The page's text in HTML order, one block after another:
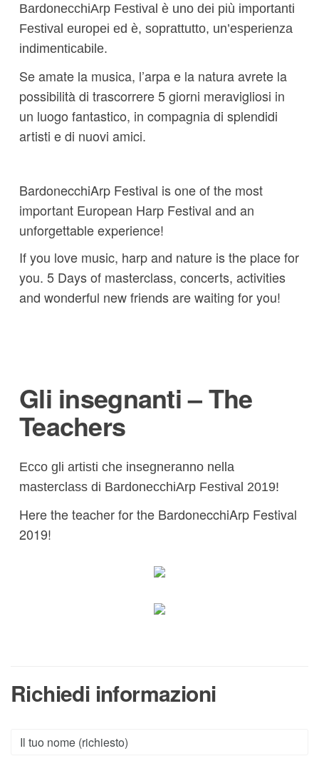
BardonecchiArp Festival è uno dei più importanti
Festival europei ed è, soprattutto, un’esperienza
indimenticabile.
Se amate la musica, l’arpa e la natura avrete la
possibilità di trascorrere 5 giorni meravigliosi in
un luogo fantastico, in compagnia di splendidi
artisti e di nuovi amici.
BardonecchiArp Festival is one of the most
important European Harp Festival and an
unforgettable experience!
If you love music, harp and nature is the place for
you. 5 Days of masterclass, concerts, activities
and wonderful new friends are waiting for you!
Gli insegnanti – The
Teachers
Ecco gli artisti che insegneranno nella
masterclass di BardonecchiArp Festival 2019!
Here the teacher for the BardonecchiArp Festival
2019!
Richiedi informazioni